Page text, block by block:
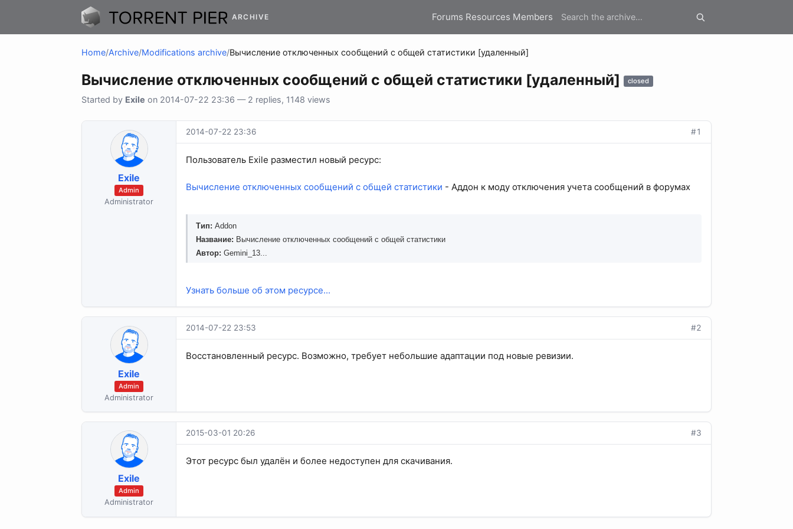
ARCHIVE Forums Resources Members
Home/Archive/Modifications archive/Вычисление отключенных сообщений с общей статистики [удаленный]
Вычисление отключенных сообщений с общей статистики [удаленный] closed
Started by Exile on 2014-07-22 23:36 — 2 replies, 1148 views
Exile
Admin
Administrator
2014-07-22 23:36 #1
Пользователь Exile разместил новый ресурс:
Вычисление отключенных сообщений с общей статистики - Аддон к моду отключения учета сообщений в форумах
Тип: Addon
Название: Вычисление отключенных сообщений с общей статистики
Автор: Gemini_13...
Узнать больше об этом ресурсе...
Exile
Admin
Administrator
2014-07-22 23:53 #2
Восстановленный ресурс. Возможно, требует небольшие адаптации под новые ревизии.
Exile
Admin
Administrator
2015-03-01 20:26 #3
Этот ресурс был удалён и более недоступен для скачивания.